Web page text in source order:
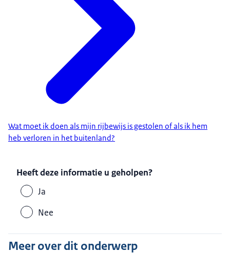
Wat moet ik doen als mijn rijbewijs is gestolen of als ik hem
heb verloren in het buitenland?
Heeft deze informatie u geholpen?
Ja
Nee
Meer over dit onderwerp